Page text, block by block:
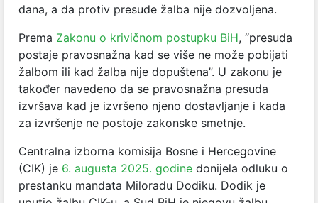
dana, a da protiv presude žalba nije dozvoljena.
Prema Zakonu o krivičnom postupku BiH, “presuda
postaje pravosnažna kad se više ne može pobijati
žalbom ili kad žalba nije dopuštena”. U zakonu je
također navedeno da se pravosnažna presuda
izvršava kad je izvršeno njeno dostavljanje i kada
za izvršenje ne postoje zakonske smetnje.
Centralna izborna komisija Bosne i Hercegovine
(CIK) je 6. augusta 2025. godine donijela odluku o
prestanku mandata Miloradu Dodiku. Dodik je